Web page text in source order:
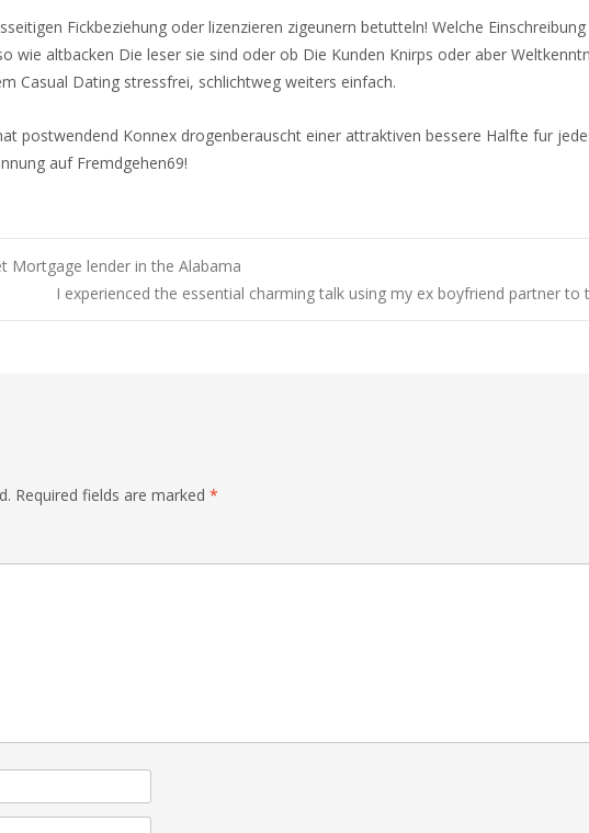
Fickbeziehung oder lizenzieren zigeunern betutteln! Welche
wie altbacken Die leser sie sind oder ob Die Kunden Knirps oder aber
Casual Dating stressfrei, schlichtweg weiters einfach.
postwendend Konnex drogenberauscht einer attraktiven bessere Halfte fur
auf Fremdgehen69!
Mortgage lender in the Alabama
I experienced the essential charming talk using my ex boyfriend partner
Required fields are marked *